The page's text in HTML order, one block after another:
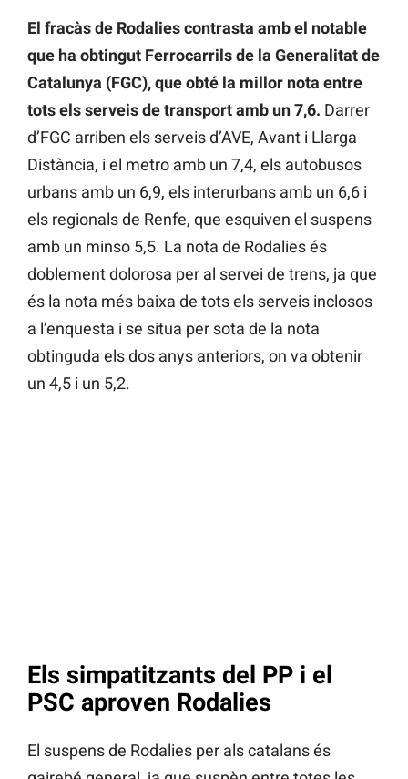
El fracàs de Rodalies contrasta amb el notable
que ha obtingut Ferrocarrils de la Generalitat de
Catalunya (FGC), que obté la millor nota entre
tots els serveis de transport amb un 7,6. Darrer
d’FGC arriben els serveis d’AVE, Avant i Llarga
Distància, i el metro amb un 7,4, els autobusos
urbans amb un 6,9, els interurbans amb un 6,6 i
els regionals de Renfe, que esquiven el suspens
amb un minso 5,5. La nota de Rodalies és
doblement dolorosa per al servei de trens, ja que
és la nota més baixa de tots els serveis inclosos
a l’enquesta i se situa per sota de la nota
obtinguda els dos anys anteriors, on va obtenir
un 4,5 i un 5,2.
Els simpatitzants del PP i el
PSC aproven Rodalies
El suspens de Rodalies per als catalans és